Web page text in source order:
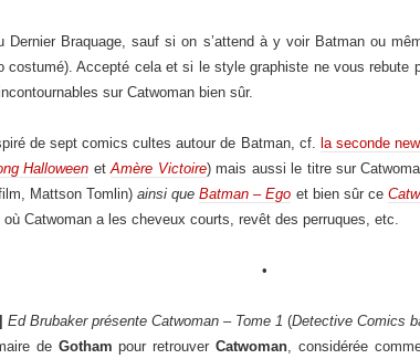
Dernier Braquage, sauf si on s’attend à y voir Batman ou
costumé). Accepté cela et si le style graphiste ne vous
sur Catwoman bien sûr.
de sept comics cultes autour de Batman, cf. la seconde
Halloween etAmère Victoire) mais aussi le titre sur
Mattson Tomlin) ainsi queBatman – Ego et bien sûr ce
Catwoman a les cheveux courts, revêt des perruques, etc.
•
Ed Brubaker présente Catwoman – Tome 1 (Detective Comics
de Gotham pour retrouverCatwoman , considérée